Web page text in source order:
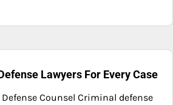
Lawyers For Every Case
Counsel Criminal defense